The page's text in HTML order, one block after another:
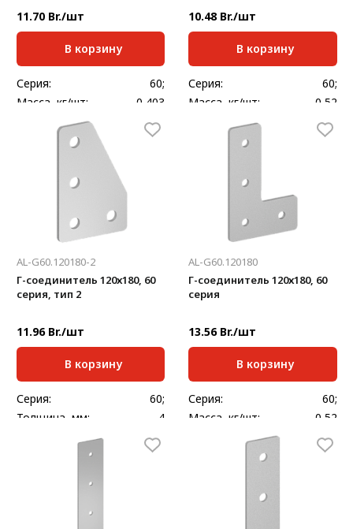
11.70 Br./шт
В корзину
Серия:
60;
Масса, кг/шт:
0,403
Толщина, мм:
4
10.48 Br./шт
В корзину
Серия:
60;
Масса, кг/шт:
0,52
Толщина, мм:
4
AL-G60.120180-2
Г-соединитель 120х180, 60
серия, тип 2
11.96 Br./шт
В корзину
Серия:
60;
Толщина, мм:
4
AL-G60.120180
Г-соединитель 120х180, 60
серия
13.56 Br./шт
В корзину
Серия:
60;
Масса, кг/шт:
0,52
Толщина, мм:
4